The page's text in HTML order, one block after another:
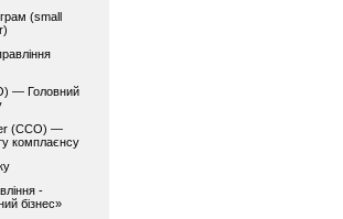
(small
— Головний
(CCO) —
комплаєнсу
-
бізнес»